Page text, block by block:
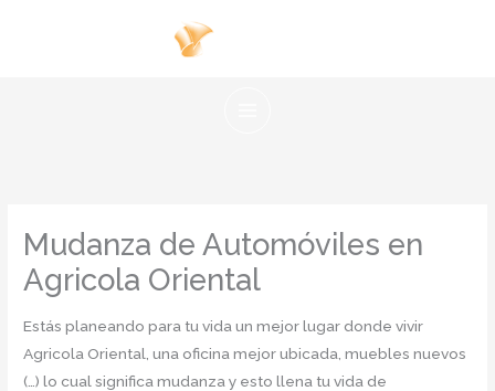
Mudanza de Automóviles en
Agricola Oriental
Estás planeando para tu vida un mejor lugar donde vivir
Agricola Oriental, una oficina mejor ubicada, muebles nuevos
(…) lo cual significa mudanza y esto llena tu vida de